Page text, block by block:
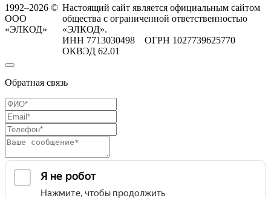
1992–2026 ©
ООО
«ЭЛКОД»
Настоящий сайт является официальным сайтом
общества с ограниченной ответственностью
«ЭЛКОД».
ИНН 7713030498 ОГРН 1027739625770
ОКВЭД 62.01
Обратная связь